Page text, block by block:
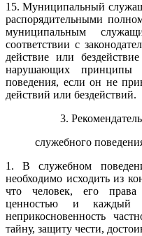
15. Муниципальный
распорядительными
муниципальным
соответствии с
действие или
нарушающих принципы
поведения, если он не
действий или бездействий.
3.
служебного
1. В служебном
необходимо исходить из
что человек, его
ценностью и каждый
неприкосновенность
тайну, защиту чести,